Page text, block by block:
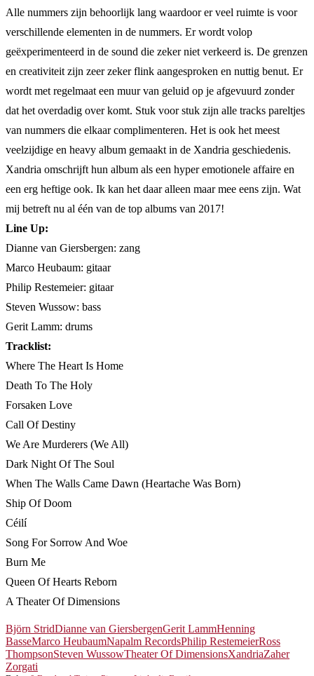
Alle nummers zijn behoorlijk lang waardoor er veel ruimte is voor
verschillende elementen in de nummers. Er wordt volop
geëxperimenteerd in de sound die zeker niet verkeerd is. De grenzen
en creativiteit zijn zeer zeker flink aangesproken en nuttig benut. Er
wordt met regelmaat een muur van geluid op je afgevuurd zonder
dat het overdadig over komt. Stuk voor stuk zijn alle tracks pareltjes
van nummers die elkaar complimenteren. Het is ook het meest
veelzijdige en heavy album gemaakt in de Xandria geschiedenis.
Xandria omschrijft hun album als een hyper emotionele affaire en
een erg heftige ook. Ik kan het daar alleen maar mee eens zijn. Wat
mij betreft nu al één van de top albums van 2017!
Line Up:
Dianne van Giersbergen: zang
Marco Heubaum: gitaar
Philip Restemeier: gitaar
Steven Wussow: bass
Gerit Lamm: drums
Tracklist:
Where The Heart Is Home
Death To The Holy
Forsaken Love
Call Of Destiny
We Are Murderers (We All)
Dark Night Of The Soul
When The Walls Came Dawn (Heartache Was Born)
Ship Of Doom
Céilí
Song For Sorrow And Woe
Burn Me
Queen Of Hearts Reborn
A Theater Of Dimensions
Björn StridDianne van GiersbergenGerit LammHenning
BasseMarco HeubaumNapalm RecordsPhilip RestemeierRoss
ThompsonSteven WussowTheater Of DimensionsXandriaZaher
Zorgati